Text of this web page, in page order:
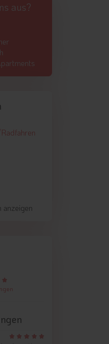
aus?
anzeigen